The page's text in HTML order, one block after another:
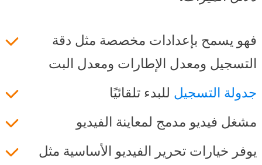
فهو يسمح بإعدادات مخصصة مثل دقة
التسجيل ومعدل الإطارات ومعدل البت
جدولة التسجيل للبدء تلقائيًا
مشغل فيديو مدمج لمعاينة الفيديو
يوفر خيارات تحرير الفيديو الأساسية مثل